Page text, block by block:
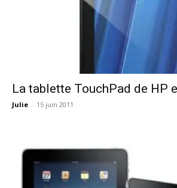
La tablette TouchPad de HP
Julie - 15 juin 2011